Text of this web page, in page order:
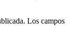
Los campos